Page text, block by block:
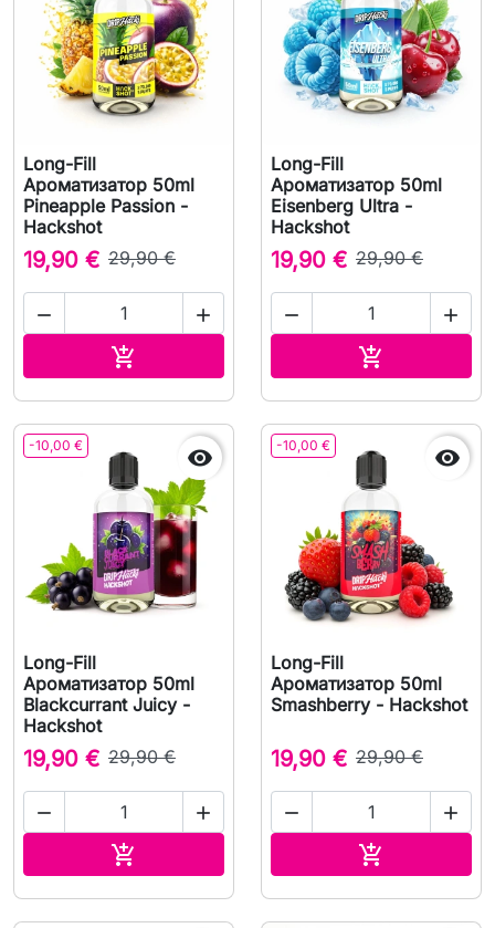
Long-Fill
Ароматизатор 50ml
Pineapple Passion -
Hackshot
19,90 € 29,90 €
 

Long-Fill
Ароматизатор 50ml
Eisenberg Ultra -
Hackshot
19,90 € 29,90 €
 

-10,00 € 
Long-Fill
Ароматизатор 50ml
Blackcurrant Juicy -
Hackshot
19,90 € 29,90 €
 

-10,00 € 
Long-Fill
Ароматизатор 50ml
Smashberry - Hackshot
19,90 € 29,90 €
 
